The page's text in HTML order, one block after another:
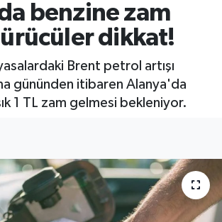
benzine zam
dikkat!
Brent petrol artışı
gününden itibaren Alanya'da
1 TL zam gelmesi bekleniyor.